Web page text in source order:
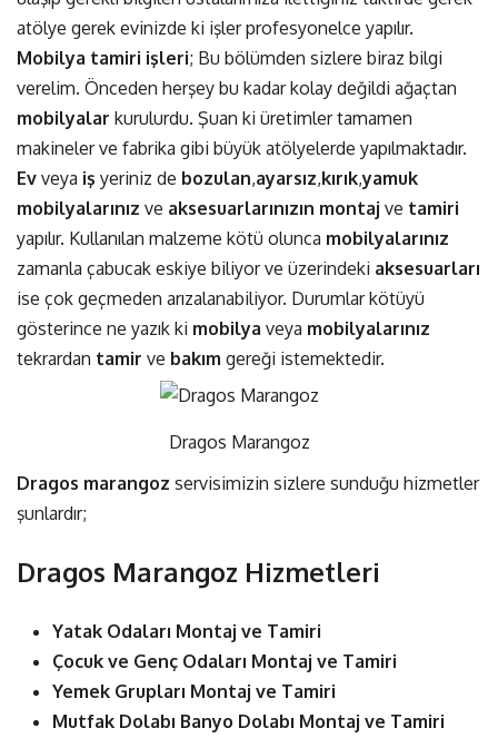
atölye gerek evinizde ki işler profesyonelce yapılır.
Mobilya tamiri işleri; Bu bölümden sizlere biraz bilgi
verelim. Önceden herşey bu kadar kolay değildi ağaçtan
mobilyalar kurulurdu. Şuan ki üretimler tamamen
makineler ve fabrika gibi büyük atölyelerde yapılmaktadır.
Ev veya iş yeriniz de bozulan,ayarsız,kırık,yamuk
mobilyalarınız ve aksesuarlarınızın montaj ve tamiri
yapılır. Kullanılan malzeme kötü olunca mobilyalarınız
zamanla çabucak eskiye biliyor ve üzerindeki aksesuarları
ise çok geçmeden arızalanabiliyor. Durumlar kötüyü
gösterince ne yazık ki mobilya veya mobilyalarınız
tekrardan tamir ve bakım gereği istemektedir.
Dragos Marangoz
Dragos marangoz servisimizin sizlere sunduğu hizmetler
şunlardır;
Dragos Marangoz Hizmetleri
Yatak Odaları Montaj ve Tamiri
Çocuk ve Genç Odaları Montaj ve Tamiri
Yemek Grupları Montaj ve Tamiri
Mutfak Dolabı Banyo Dolabı Montaj ve Tamiri